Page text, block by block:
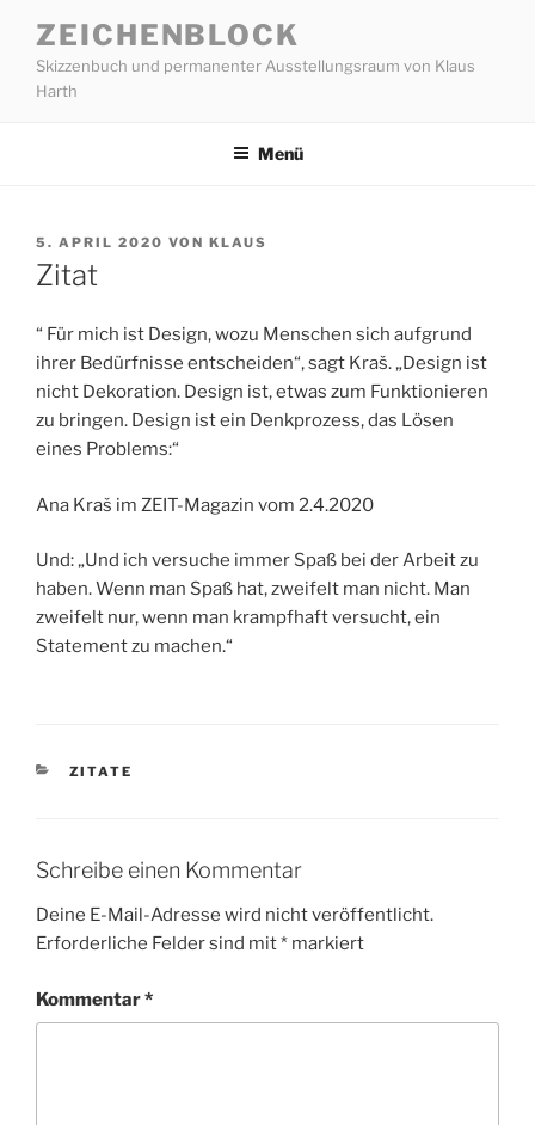
Inhalt
springen
ZEICHENBLOCK
Skizzenbuch und permanenter Ausstellungsraum von Klaus
Harth
Menü
VERÖFFENTLICHT
AM
5. APRIL 2020 VON KLAUS
Zitat
“ Für mich ist Design, wozu Menschen sich aufgrund
ihrer Bedürfnisse entscheiden“, sagt Kraš. „Design ist
nicht Dekoration. Design ist, etwas zum Funktionieren
zu bringen. Design ist ein Denkprozess, das Lösen
eines Problems:“
Ana Kraš im ZEIT-Magazin vom 2.4.2020
Und: „Und ich versuche immer Spaß bei der Arbeit zu
haben. Wenn man Spaß hat, zweifelt man nicht. Man
zweifelt nur, wenn man krampfhaft versucht, ein
Statement zu machen.“
KATEGORIEN
ZITATE
Schreibe einen Kommentar
Deine E-Mail-Adresse wird nicht veröffentlicht.
Erforderliche Felder sind mit* markiert
Kommentar*